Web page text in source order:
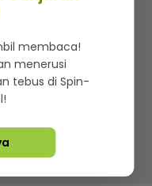
Privasi
viral dan sensasi
Media Group Berhad
membaca!
menerusi
tebus di Spin-